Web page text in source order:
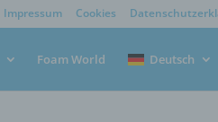
Impressum Cookies
Foam World Deutsch